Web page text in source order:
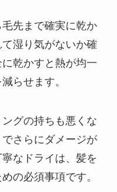
先まで確実に乾か
湿り気がないか確
乾かすと熱が均一
らせます。
グの持ちも悪くな
さらにダメージが
なドライは、髪を
の必須事項です。